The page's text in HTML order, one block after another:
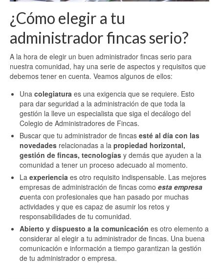
¿Cómo elegir a tu
administrador fincas serio?
A la hora de elegir un buen administrador fincas serio para
nuestra comunidad, hay una serie de aspectos y requisitos que
debemos tener en cuenta. Veamos algunos de ellos:
Una colegiatura es una exigencia que se requiere. Esto
para dar seguridad a la administración de que toda la
gestión la lleve un especialista que siga el decálogo del
Colegio de Administradores de Fincas.
Buscar que tu administrador de fincas esté al día con las
novedades relacionadas a la propiedad horizontal,
gestión de fincas, tecnologías y demás que ayuden a la
comunidad a tener un proceso adecuado al momento.
La experiencia es otro requisito indispensable. Las mejores
empresas de administración de fincas como esta empresa
cuenta con profesionales que han pasado por muchas
actividades y que es capaz de asumir los retos y
responsabilidades de tu comunidad.
Abierto y dispuesto a la comunicación es otro elemento a
considerar al elegir a tu administrador de fincas. Una buena
comunicación e información a tiempo garantizan la gestión
de tu administrador o empresa.